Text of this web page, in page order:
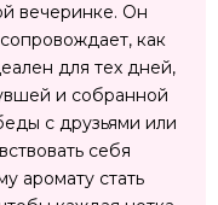
вечеринке. Он
как
для тех дней,
и собранной
с друзьями или
себя
аромату стать